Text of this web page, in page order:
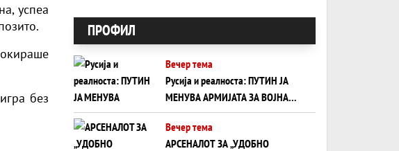
успеа
без
ПРОФИЛ
Вечер тема
Русија и реалноста: ПУТИН ЈА
МЕНУВА АРМИЈАТА ЗА ВОЈНА
ШТО ОСТАНУВА БЕЗ ФРОНТ
Вечер тема
АРСЕНАЛОТ ЗА „УДОБНО